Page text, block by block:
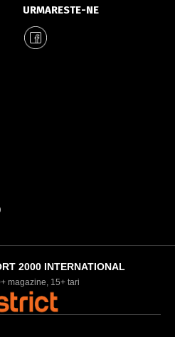
URMARESTE-NE
2000 INTERNATIONAL
magazine, 15+ tari